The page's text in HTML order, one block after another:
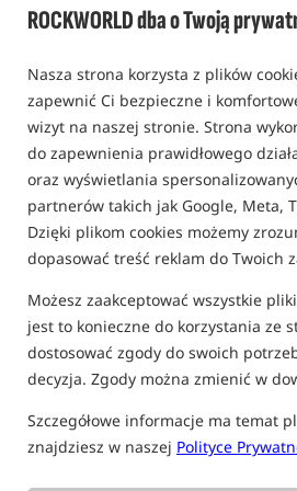
ROCKWORLD dba o Twoją
Nasza strona korzysta z plików
zapewnić Ci bezpieczne i
wizyt na naszej stronie. Strona
do zapewnienia prawidłowego
oraz wyświetlania
partnerów takich jak Google, Meta,
Dzięki plikom cookies możemy
dopasować treść reklam do Twoich
Możesz zaakceptować wszystkie
jest to konieczne do korzystania ze
dostosować zgody do swoich
decyzja. Zgody można zmienić w
Szczegółowe informacje ma temat
znajdziesz w naszej Polityce
Bestseller!